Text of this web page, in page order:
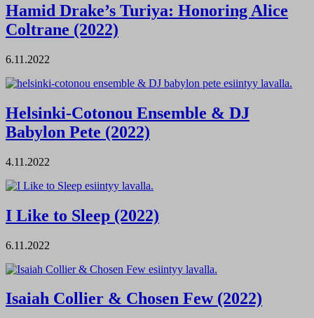
Hamid Drake’s Turiya: Honoring Alice
Coltrane (2022)
6.11.2022
Helsinki-Cotonou Ensemble & DJ
Babylon Pete (2022)
4.11.2022
I Like to Sleep (2022)
6.11.2022
Isaiah Collier & Chosen Few (2022)